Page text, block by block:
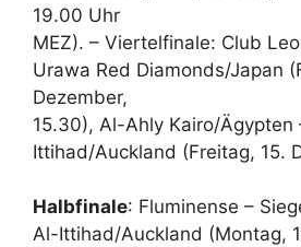
19.00 Uhr
MEZ). – Viertelfinale: Club
Urawa Red Diamonds/Japan
Dezember,
15.30), Al-Ahly Kairo/Ägypten
Ittihad/Auckland (Freitag, 15.
Halbfinale: Fluminense –
Al-Ittihad/Auckland (Montag,